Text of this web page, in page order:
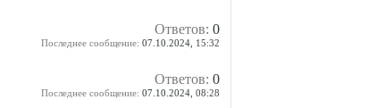
Ответов: 0
Последнее сообщение: 07.10.2024, 15:32
Ответов: 0
Последнее сообщение: 07.10.2024, 08:28